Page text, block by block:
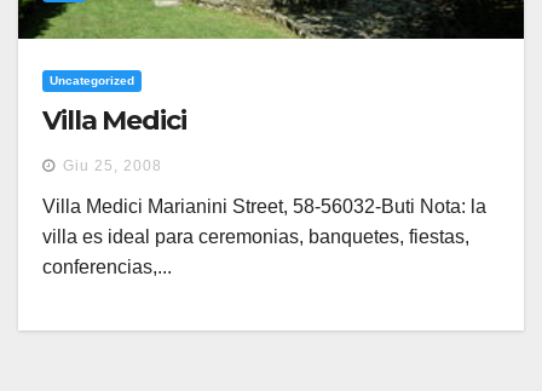
Uncategorized
Villa Medici
Giu 25, 2008
Villa Medici Marianini Street, 58-56032-Buti Nota: la
villa es ideal para ceremonias, banquetes, fiestas,
conferencias,...